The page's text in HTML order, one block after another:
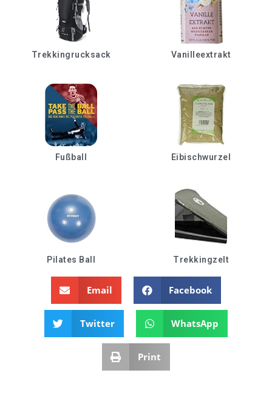
Trekkingrucksack Vanilleextrakt
Fußball Eibischwurzel
Pilates Ball Trekkingzelt
Email Facebook
Twitter WhatsApp
Print